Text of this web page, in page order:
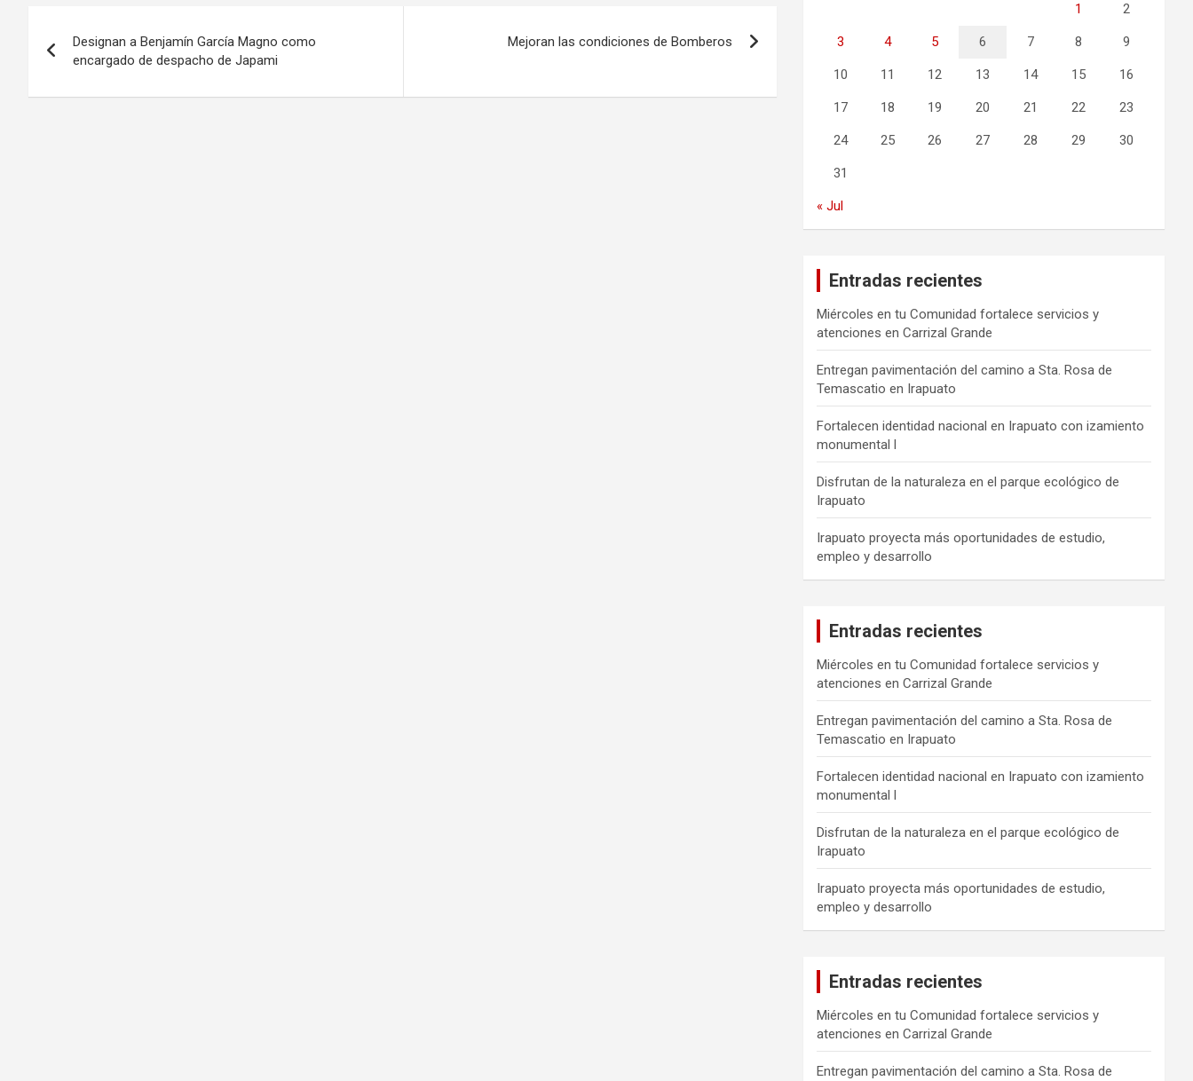
de
entradas
Designan a Benjamín García Magno como
encargado de despacho de Japami
Mejoran las condiciones de Bomberos
1 2
3 4 5 6 7 8 9
10 11 12 13 14 15 16
17 18 19 20 21 22 23
24 25 26 27 28 29 30
31
« Jul
Entradas recientes
Miércoles en tu Comunidad fortalece servicios y
atenciones en Carrizal Grande
Entregan pavimentación del camino a Sta. Rosa de
Temascatio en Irapuato
Fortalecen identidad nacional en Irapuato con izamiento
monumental l
Disfrutan de la naturaleza en el parque ecológico de
Irapuato
Irapuato proyecta más oportunidades de estudio,
empleo y desarrollo
Entradas recientes
Miércoles en tu Comunidad fortalece servicios y
atenciones en Carrizal Grande
Entregan pavimentación del camino a Sta. Rosa de
Temascatio en Irapuato
Fortalecen identidad nacional en Irapuato con izamiento
monumental l
Disfrutan de la naturaleza en el parque ecológico de
Irapuato
Irapuato proyecta más oportunidades de estudio,
empleo y desarrollo
Entradas recientes
Miércoles en tu Comunidad fortalece servicios y
atenciones en Carrizal Grande
Entregan pavimentación del camino a Sta. Rosa de